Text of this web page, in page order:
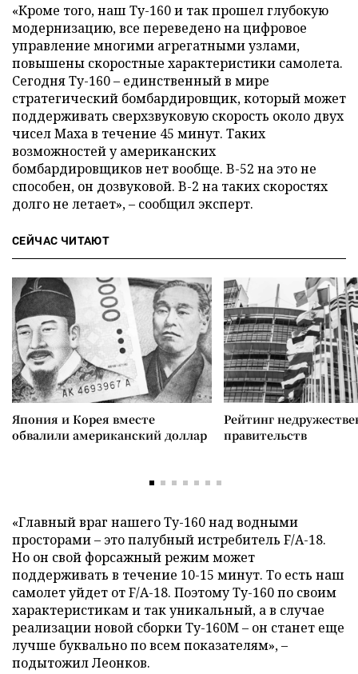
«Кроме того, наш Ту-160 и так прошел глубокую
модернизацию, все переведено на цифровое
управление многими агрегатными узлами,
повышены скоростные характеристики самолета.
Сегодня Ту-160 – единственный в мире
стратегический бомбардировщик, который может
поддерживать сверхзвуковую скорость около двух
чисел Маха в течение 45 минут. Таких
возможностей у американских
бомбардировщиков нет вообще. B-52 на это не
способен, он дозвуковой. B-2 на таких скоростях
долго не летает», – сообщил эксперт.
СЕЙЧАС ЧИТАЮТ
Япония и Корея вместе
обвалили американский доллар
Рейтинг
правительств
«Главный враг нашего Ту-160 над водными
просторами – это палубный истребитель F/A-18.
Но он свой форсажный режим может
поддерживать в течение 10-15 минут. То есть наш
самолет уйдет от F/A-18. Поэтому Ту-160 по своим
характеристикам и так уникальный, а в случае
реализации новой сборки Ту-160М – он станет еще
лучше буквально по всем показателям», –
подытожил Леонков.